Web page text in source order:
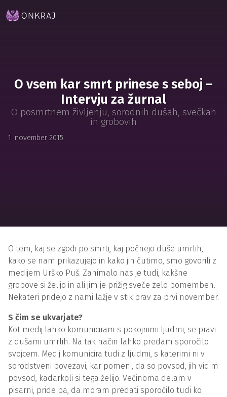
O vsem kar smrt prinese s seboj –
Intervju za žurnal
O posmrtnem življenju, sorodnih dušah, svečkah
in grobovih
1. november 2015
O tem, kaj se zgodi po smrti, kaj počnejo duše umrlih,
kako se nam prikazujejo in kako jih čutimo, smo govorili z
medijem Urško Puš. Zanimalo nas je tudi, kakšne
grobove si želijo in ali jim je prižig sveče zelo pomemben.
Nekateri pridejo z nami lažje v stik prav za prvi november.
S čim se ukvarjate?
Kot medij lahko komuniciram s pokojnimi ljudmi, se pravi
z dušami umrlih. Na tak način lahko predam sporočilo
svojcem. Medij komunicira tudi z ljudmi, s katerimi ni v
sorodstveni povezavi, kar pomeni, da so povsod, jih vidim
povsod, kadarkoli si tega želijo. Večinoma delam v
pisarni, pride pa, da moram predati sporočilo tudi ko